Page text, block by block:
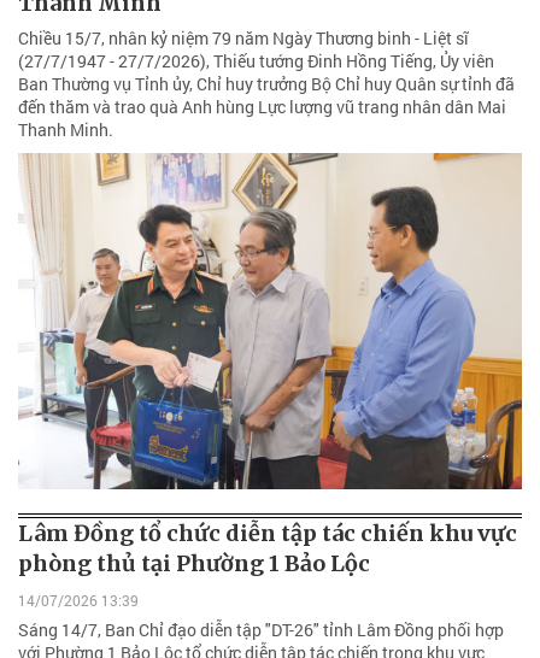
Chiều 15/7, nhân kỷ niệm 79 năm Ngày Thương binh - Liệt sĩ
(27/7/1947 - 27/7/2026), Thiếu tướng Đinh Hồng Tiếng, Ủy viên
Ban Thường vụ Tỉnh ủy, Chỉ huy trưởng Bộ Chỉ huy Quân sự tỉnh đã
đến thăm và trao quà Anh hùng Lực lượng vũ trang nhân dân Mai
Thanh Minh.
Lâm Đồng tổ chức diễn tập tác chiến khu vực
phòng thủ tại Phường 1 Bảo Lộc
14/07/2026 13:39
Sáng 14/7, Ban Chỉ đạo diễn tập "DT-26" tỉnh Lâm Đồng phối hợp
với Phường 1 Bảo Lộc tổ chức diễn tập tác chiến trong khu vực